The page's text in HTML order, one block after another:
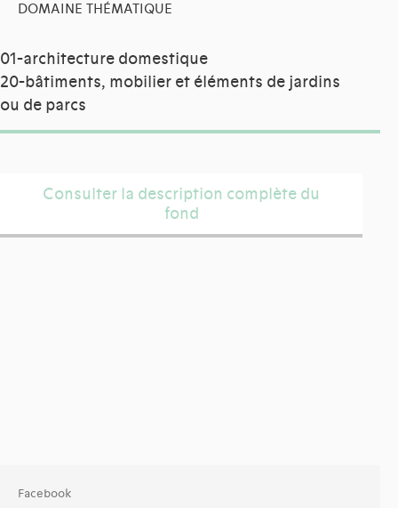
DOMAINE THÉMATIQUE
01-architecture domestique
20-bâtiments, mobilier et éléments de jardins
ou de parcs
Consulter la description complète du
fond
Facebook